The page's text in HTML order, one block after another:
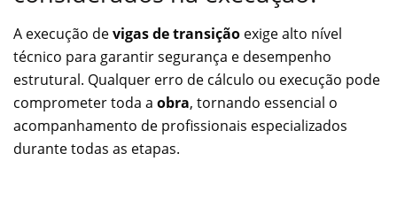
A execução devigas de transição exige alto nível
técnico para garantir segurança e desempenho
estrutural. Qualquer erro de cálculo ou execução pode
comprometer toda a obra, tornando essencial o
acompanhamento de profissionais especializados
durante todas as etapas.